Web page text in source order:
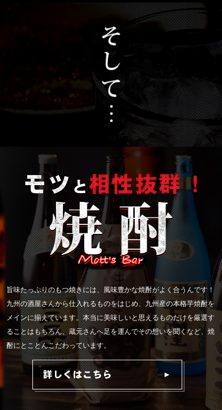
旨味たっぷりのもつ焼きには、風味豊かな焼酎がよく合うんです！
九州の酒屋さんから仕入れるものをはじめ、九州産の本格芋焼酎を
メインに揃えています。本当に美味しいと思えるものだけを厳選す
ることはもちろん、蔵元さんへ足を運んでその想いを聞くなど、焼
酎にとことんこだわっています。